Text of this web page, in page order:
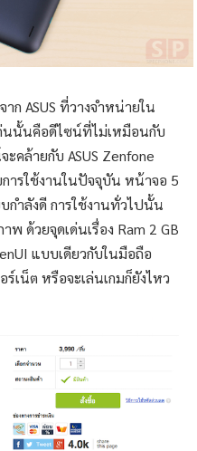
ก ASUS ที่วางจำหน่ายใน
นนั้นคือดีไซน์ที่ไม่เหมือนกับ
คล้ายกับ ASUS Zenfone
ารใช้งานในปัจจุบัน หน้าจอ 5
กำลังดี การใช้งานทั่วไปนั้น
พ ด้วยจุดเด่นเรื่อง Ram 2 GB
แบบเดียวกับในมือถือ
เน็ต หรือจะเล่นเกมก็ยังไหว